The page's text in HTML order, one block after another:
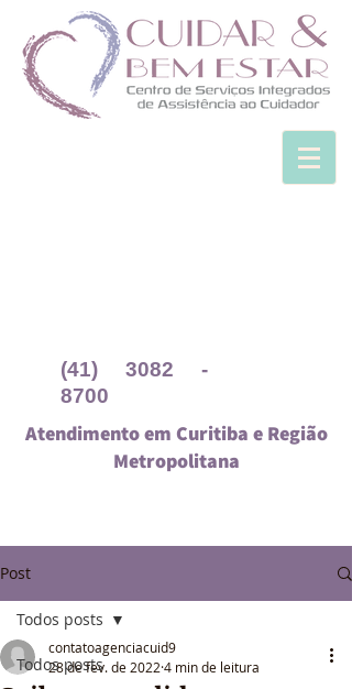
(41) 3082 -
8700
Atendimento em Curitiba e Região
Metropolitana
Post
Todos posts
Todos posts
contatoagenciacuid9
28 de fev. de 2022 4 min de leitura